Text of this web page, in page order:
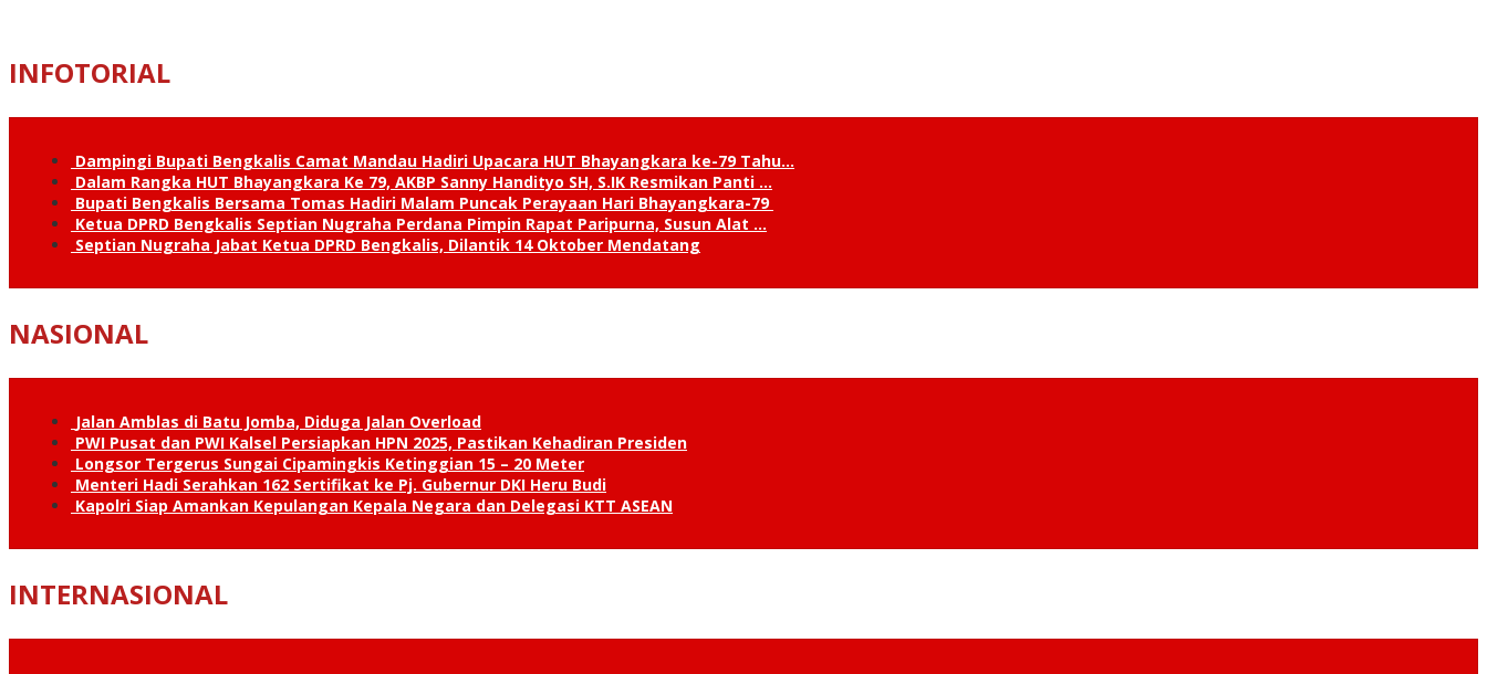
INFOTORIAL
Dampingi Bupati Bengkalis Camat Mandau Hadiri Upacara HUT Bhayangkara ke-79 Tahu…
Dalam Rangka HUT Bhayangkara Ke 79, AKBP Sanny Handityo SH, S.IK Resmikan Panti …
Bupati Bengkalis Bersama Tomas Hadiri Malam Puncak Perayaan Hari Bhayangkara-79
Ketua DPRD Bengkalis Septian Nugraha Perdana Pimpin Rapat Paripurna, Susun Alat …
Septian Nugraha Jabat Ketua DPRD Bengkalis, Dilantik 14 Oktober Mendatang
NASIONAL
Jalan Amblas di Batu Jomba, Diduga Jalan Overload
PWI Pusat dan PWI Kalsel Persiapkan HPN 2025, Pastikan Kehadiran Presiden
Longsor Tergerus Sungai Cipamingkis Ketinggian 15 – 20 Meter
Menteri Hadi Serahkan 162 Sertifikat ke Pj. Gubernur DKI Heru Budi
Kapolri Siap Amankan Kepulangan Kepala Negara dan Delegasi KTT ASEAN
INTERNASIONAL